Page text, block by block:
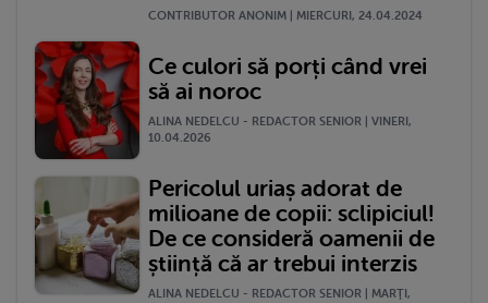
CONTRIBUTOR ANONIM | MIERCURI, 24.04.2024
Ce culori să porți când vrei
să ai noroc
ALINA NEDELCU - REDACTOR SENIOR | VINERI,
10.04.2026
Pericolul uriaș adorat de
milioane de copii: sclipiciul!
De ce consideră oamenii de
știință că ar trebui interzis
ALINA NEDELCU - REDACTOR SENIOR | MARŢI,